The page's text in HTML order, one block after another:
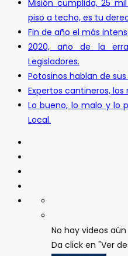
Misión cumplida, 25
piso a techo, es tu
Fin de año el más
2020, año de la
Legisladores.
Potosinos hablan de
Expertos cantineros, los
Lo bueno, lo malo y lo
Local.
No hay videos aún
Da click en "Ver